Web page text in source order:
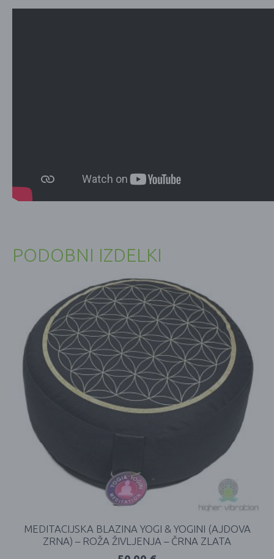
PODOBNI IZDELKI
MEDITACIJSKA BLAZINA YOGI & YOGINI (AJDOVA
ZRNA) – ROŽA ŽIVLJENJA – ČRNA ZLATA